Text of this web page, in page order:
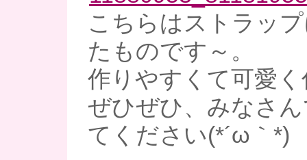
こちらはストラッ
たものです～。
作りやすくて可愛
ぜひぜひ、みなさ
てください(*´ω｀*)